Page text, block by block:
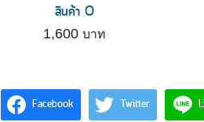
สินค้า O
1,600
Facebook Twitter